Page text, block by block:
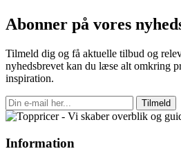
Abonner på vores
Tilmeld dig og få aktuelle tilbud og
nyhedsbrevet kan du læse alt omkring
inspiration.
Tilmeld
Information